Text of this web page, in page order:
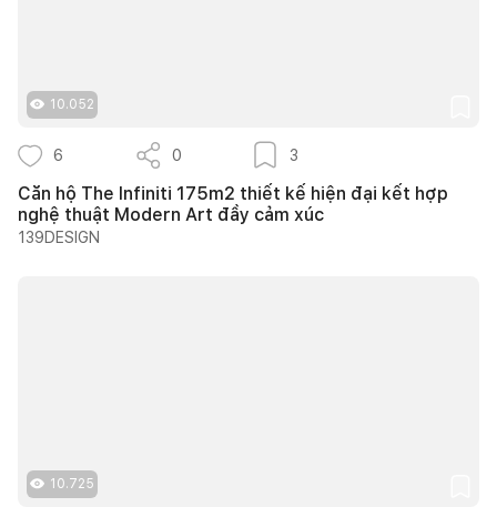
10.052
6 0 3
Căn hộ The Infiniti 175m2 thiết kế hiện đại kết hợp
nghệ thuật Modern Art đầy cảm xúc
139DESIGN
10.725